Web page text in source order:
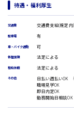
WEBデザイナー
システムエンジニア
プログラマー
カスタマーエンジニア
販売・サービス・フード系
経営企画
接客
時給制すべて
待遇・福利厚生
交通費 交通費支給(規定内)
駐車場 有
車・バイク通勤 可
各種保険 法定による
有給休暇 法定による
その他
日払い週払いOK
職場見学OK
即日内定OK
勤務開始日相談OK